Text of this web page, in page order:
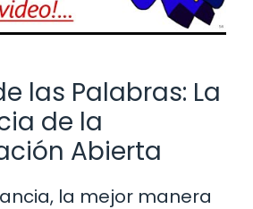
las Palabras: La
de la
Abierta
la mejor manera